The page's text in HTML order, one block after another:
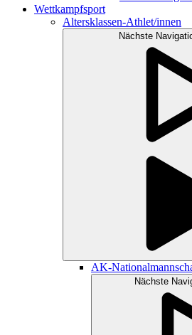
Wettkampfsport
Altersklassen-Athlet/innen
Nächste
AK-
Nächste